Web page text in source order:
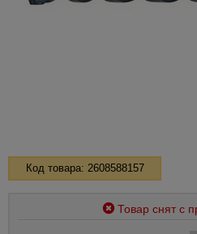
Код товара: 2608588157
Товар снят с